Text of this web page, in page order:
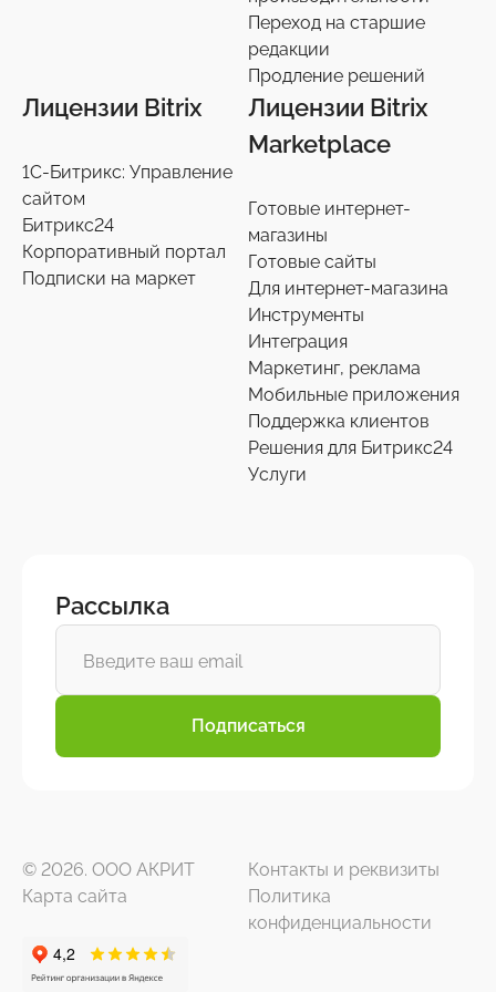
Экспертиза производительности 9
Переход на старшие редакции8
Переход на старшие
редакции
Продление решений
Лицензии Bitrix
1С-Битрикс: Управление
сайтом
Битрикс24
Корпоративный портал
Подписки на маркет
Лицензии Bitrix
Marketplace
Готовые интернет-
магазины
Готовые сайты
Для интернет-магазина
Инструменты
Интеграция
Маркетинг, реклама
Мобильные приложения
Поддержка клиентов
Решения для Битрикс24
Услуги
Рассылка
Подписаться
© 2026. ООО АКРИТ
Контакты и реквизиты
Карта сайта
Политика
конфиденциальности